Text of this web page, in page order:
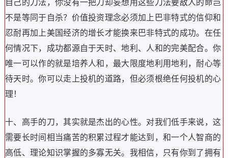
自己的刀法 ， 你没有一把刀却妄想用这些刀法要敌人的命岂
不是等同于自杀？ 价值投资理念必须加上巴非特式的信仰和
忍耐再加上美国经济的增长才能换来巴非特式的成功。 在任
何情况下， 成功都源自于天时、地利 、 人和的完美配合。 你
唯一可以作的就是培养人和 ，最大限度地利用地利 ， 耐心等
待天时。你可以走上投机的道路， 但必须根绝任何投机的心
理 ！
十、 高手的刀，其实就是杰出的心性。 对我们低手来说，这
需要长时间相当痛苦的积累过程才能达到 ，和一个人智商的
高低、 理论知识掌握的多寡无关。 我相信，
只有你到了拥有